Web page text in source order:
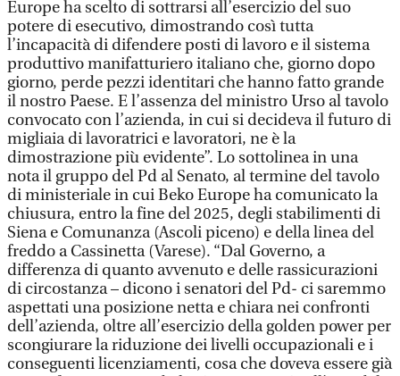
Europe ha scelto di sottrarsi all’esercizio del suo
potere di esecutivo, dimostrando così tutta
l’incapacità di difendere posti di lavoro e il sistema
produttivo manifatturiero italiano che, giorno dopo
giorno, perde pezzi identitari che hanno fatto grande
il nostro Paese. E l’assenza del ministro Urso al tavolo
convocato con l’azienda, in cui si decideva il futuro di
migliaia di lavoratrici e lavoratori, ne è la
dimostrazione più evidente”. Lo sottolinea in una
nota il gruppo del Pd al Senato, al termine del tavolo
di ministeriale in cui Beko Europe ha comunicato la
chiusura, entro la fine del 2025, degli stabilimenti di
Siena e Comunanza (Ascoli piceno) e della linea del
freddo a Cassinetta (Varese). “Dal Governo, a
differenza di quanto avvenuto e delle rassicurazioni
di circostanza – dicono i senatori del Pd- ci saremmo
aspettati una posizione netta e chiara nei confronti
dell’azienda, oltre all’esercizio della golden power per
scongiurare la riduzione dei livelli occupazionali e i
conseguenti licenziamenti, cosa che doveva essere già